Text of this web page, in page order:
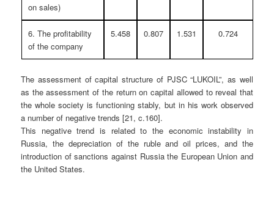
on sales)
6. The profitability
of the company
5.458 0.807 1.531 0.724
The assessment of capital structure of PJSC “LUKOIL”, as well
as the assessment of the return on capital allowed to reveal that
the whole society is functioning stably, but in his work observed
a number of negative trends [21, c.160].
This negative trend is related to the economic instability in
Russia, the depreciation of the ruble and oil prices, and the
introduction of sanctions against Russia the European Union and
the United States.